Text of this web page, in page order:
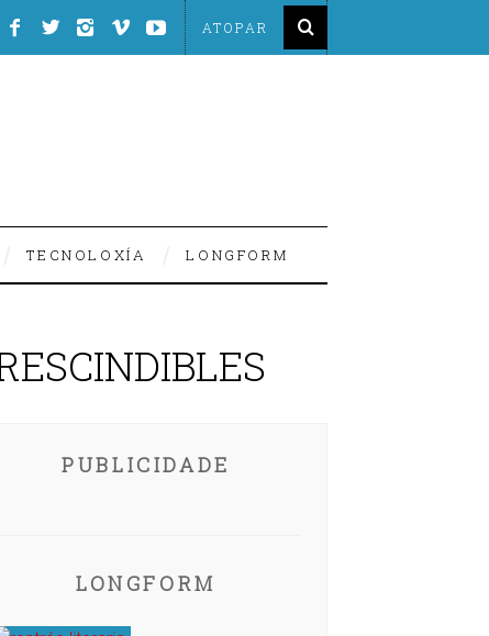
TECNOLOXÍA LONGFORM
PUBLICIDADE
LONGFORM